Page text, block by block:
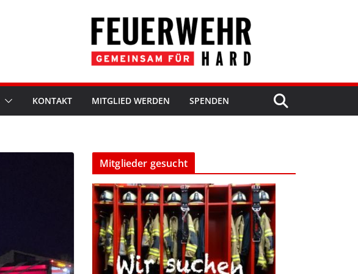
KONTAKT MITGLIED WERDEN SPENDEN
Mitglieder gesucht